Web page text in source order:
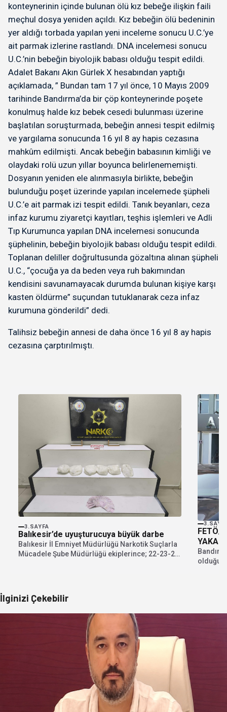
konteynerinin içinde bulunan ölü kız bebeğe ilişkin faili
meçhul dosya yeniden açıldı. Kız bebeğin ölü bedeninin
yer aldığı torbada yapılan yeni inceleme sonucu U.C.’ye
ait parmak izlerine rastlandı. DNA incelemesi sonucu
U.C.’nin bebeğin biyolojik babası olduğu tespit edildi.
Adalet Bakanı Akın Gürlek X hesabından yaptığı
açıklamada, ” Bundan tam 17 yıl önce, 10 Mayıs 2009
tarihinde Bandırma’da bir çöp konteynerinde poşete
konulmuş halde kız bebek cesedi bulunması üzerine
başlatılan soruşturmada, bebeğin annesi tespit edilmiş
ve yargılama sonucunda 16 yıl 8 ay hapis cezasına
mahkûm edilmişti. Ancak bebeğin babasının kimliği ve
olaydaki rolü uzun yıllar boyunca belirlenememişti.
Dosyanın yeniden ele alınmasıyla birlikte, bebeğin
bulunduğu poşet üzerinde yapılan incelemede şüpheli
U.C.’e ait parmak izi tespit edildi. Tanık beyanları, ceza
infaz kurumu ziyaretçi kayıtları, teşhis işlemleri ve Adli
Tıp Kurumunca yapılan DNA incelemesi sonucunda
şüphelinin, bebeğin biyolojik babası olduğu tespit edildi.
Toplanan deliller doğrultusunda gözaltına alınan şüpheli
U.C., “çocuğa ya da beden veya ruh bakımından
kendisini savunamayacak durumda bulunan kişiye karşı
kasten öldürme” suçundan tutuklanarak ceza infaz
kurumuna gönderildi” dedi.
Talihsiz bebeğin annesi de daha önce 16 yıl 8 ay hapis
cezasına çarptırılmıştı.
3.SAYFA
Balıkesir’de uyuşturucuya büyük darbe
Balıkesir İl Emniyet Müdürlüğü Narkotik Suçlarla
Mücadele Şube Müdürlüğü ekiplerince; 22-23-24
FETÖ/
olduğu
İlginizi Çekebilir